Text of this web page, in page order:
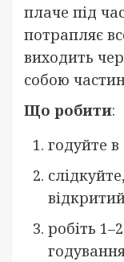
плаче під
потрапляє
виходить
собою
Що робити:
годуйте в
робіть